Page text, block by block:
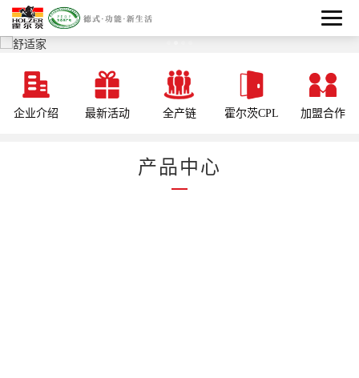
企业介绍 最新活动 全产链 霍尔茨CPL 加盟合作
产品中心